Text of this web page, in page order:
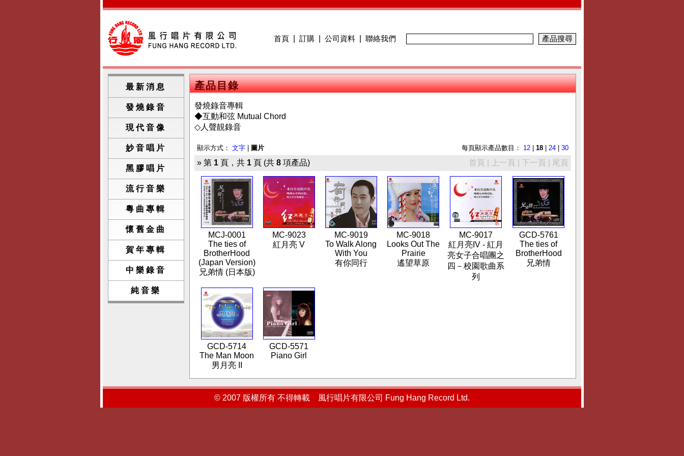
首頁 訂購 公司資料 聯絡我們
最新消息
發燒錄音
現代音像
妙音唱片
黑膠唱片
流行音樂
粵曲專輯
懷舊金曲
賀年專輯
中樂錄音
純音樂
產品目錄
發燒錄音專輯
◆互動和弦 Mutual Chord
◇人聲靚錄音
顯示方式： 文字 圖片 每頁顯示產品數目： 12 18 24 30
» 第 1 頁，共 1 頁 (共 8 項產品) 首頁 | 上一頁 | 下一頁 | 尾頁
MCJ-0001
The ties of
BrotherHood
(Japan Version)
兄弟情 (日本版)
MC-9023
紅月亮 V
MC-9019
To Walk Along
With You
有你同行
MC-9018
Looks Out The
Prairie
遙望草原
MC-9017
紅月亮IV - 紅月
亮女子合唱團之
四－校園歌曲系
列
GCD-5761
The ties of
BrotherHood
兄弟情
GCD-5714
The Man Moon
男月亮 II
GCD-5571
Piano Girl
© 2007 版權所有 不得轉載 風行唱片有限公司 Fung Hang Record Ltd.